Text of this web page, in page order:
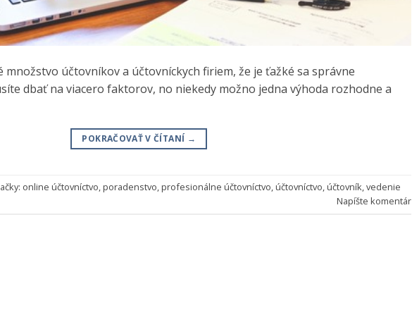
množstvo účtovníkov a účtovníckych firiem, že je ťažké sa správne
dbať na viacero faktorov, no niekedy možno jedna výhoda rozhodne a
POKRAČOVAŤ V ČÍTANÍ →
online účtovníctvo,poradenstvo,profesionálne účtovníctvo,účtovníctvo,účtovník,vedenie
Napíšte komentár